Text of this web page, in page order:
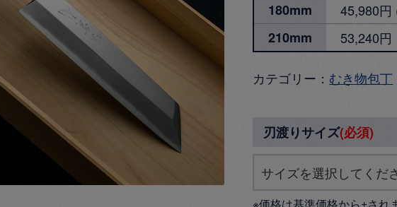
180mm
45,980円
210mm
53,240円
カテゴリー： むき物包丁
刃渡りサイズ(必須)